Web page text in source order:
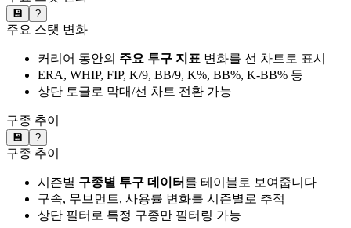
💾 ?
주요 스탯 변화
커리어 동안의 주요 투구 지표 변화를 선 차트로 표시
ERA, WHIP, FIP, K/9, BB/9, K%, BB%, K-BB% 등
상단 토글로 막대/선 차트 전환 가능
구종 추이
💾 ?
구종 추이
시즌별 구종별 투구 데이터 를 테이블로 보여줍니다
구속, 무브먼트, 사용률 변화를 시즌별로 추적
상단 필터로 특정 구종만 필터링 가능